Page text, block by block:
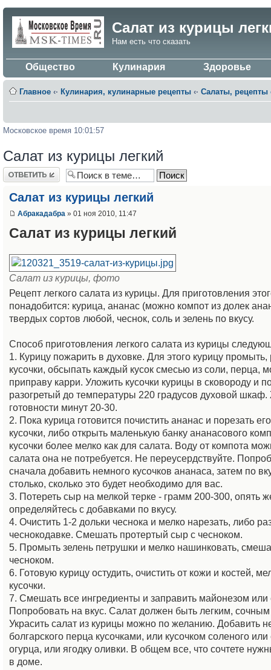
Салат из курицы
Нам есть что сказать
Общество Кулинария Здоровье
Главное ‹· Кулинария, кулинарные рецепты ‹· Салаты, рецепты
Московское время 10:01:57
Салат из курицы легкий
Ответить
Салат из курицы легкий
Абракадабра » 01 ноя 2010, 11:47
Салат из курицы легкий
Салат из курицы, фото
Рецепт легкого салата из курицы. Для приготовления
понадобится: курица, ананас (можно компот из долек
твердых сортов любой, чеснок, соль и зелень по вкусу.
Способ приготовления легкого салата из курицы
1. Курицу пожарить в духовке. Для этого курицу промыть,
кусочки, обсыпать каждый кусок смесью из соли, перца,
приправу карри. Уложить кусочки курицы в сковороду и
разогретый до температуры 220 градусов духовой
готовности минут 20-30.
2. Пока курица готовится почистить ананас и порезать
кусочки, либо открыть маленькую банку ананасового
кусочки более мелко как для салата. Воду от компота
салата она не потребуется. Не переусердствуйте.
сначала добавить немного кусочков ананаса, затем по
столько, сколько это будет необходимо для вас.
3. Потереть сыр на мелкой терке - грамм 200-300, опять
определяйтесь с добавками по вкусу.
4. Очистить 1-2 дольки чеснока и мелко нарезать, либо
чеснокодавке. Смешать протертый сыр с чесноком.
5. Промыть зелень петрушки и мелко нашинковать,
чесноком.
6. Готовую курицу остудить, очистить от кожи и костей,
кусочки.
7. Смешать все ингредиенты и заправить майонезом или
Попробовать на вкус. Салат должен быть легким,
Украсить салат из курицы можно по желанию. Добавить
болгарского перца кусочками, или кусочком соленого
огурца, или ягодку оливки. В общем все, что сочтете
в доме.